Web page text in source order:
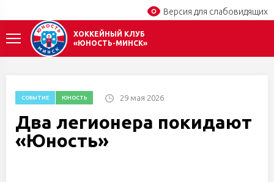
Версия для слабовидящих
ХОККЕЙНЫЙ КЛУБ
«ЮНОСТЬ-МИНСК»
СОБЫТИЕ ЮНОСТЬ 29 мая 2026
Два легионера покидают
«Юность»